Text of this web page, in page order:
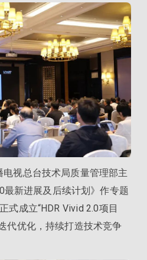
视总台技术局质量管理部主
最新进展及后续计划》作专题
式成立“HDR Vivid 2.0项目
代优化，持续打造技术竞争